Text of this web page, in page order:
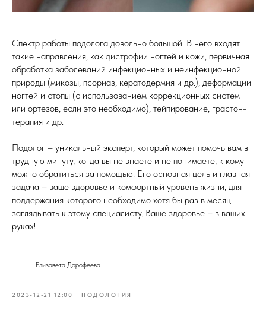
Спектр работы подолога довольно большой. В него входят
такие направления, как дистрофии ногтей и кожи, первичная
обработка заболеваний инфекционных и неинфекционной
природы (микозы, псориаз, кератодермия и др.), деформации
ногтей и стопы (с использованием коррекционных систем
или ортезов, если это необходимо), тейпирование, грастон-
терапия и др.
Подолог – уникальный эксперт, который может помочь вам в
трудную минуту, когда вы не знаете и не понимаете, к кому
можно обратиться за помощью. Его основная цель и главная
задача – ваше здоровье и комфортный уровень жизни, для
поддержания которого необходимо хотя бы раз в месяц
заглядывать к этому специалисту. Ваше здоровье – в ваших
руках!
Елизавета Дорофеева
2023-12-21 12:00 ПОДОЛОГИЯ